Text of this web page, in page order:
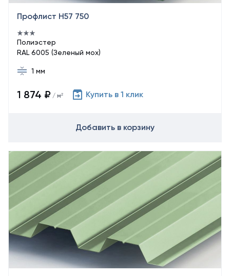
Профлист Н57 750
Полиэстер
RAL 6005 (Зеленый мох)
1 мм
1 874 ₽ / м² Купить в 1 клик
Добавить в корзину